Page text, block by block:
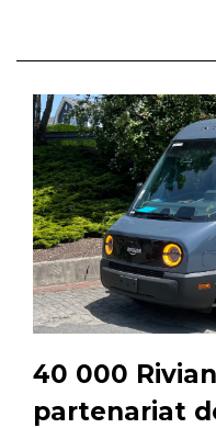
40 000
partenariat